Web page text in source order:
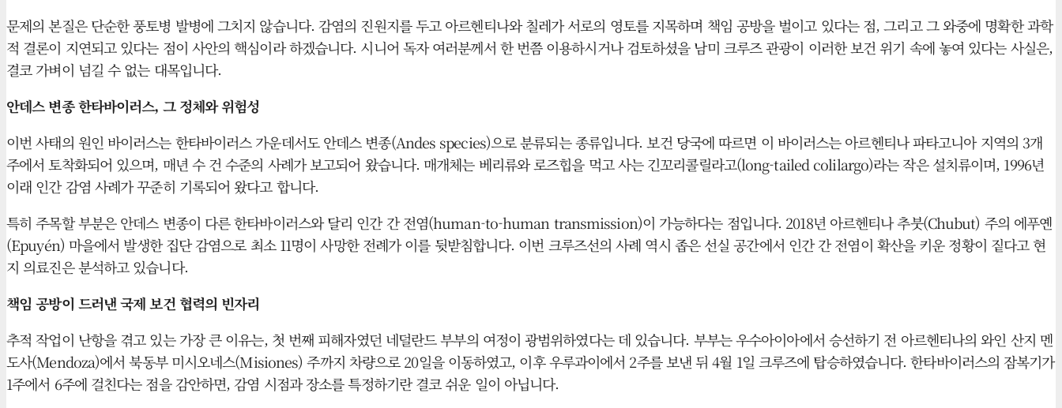
문제의 본질은 단순한 풍토병 발병에 그치지 않습니다. 감염의 진원지를 두고 아르헨티나와 칠레가 서로의 영토를 지목하며 책임 공방을 벌이고 있다는 점, 그리고 그 와중에 명확한 과학
적 결론이 지연되고 있다는 점이 사안의 핵심이라 하겠습니다. 시니어 독자 여러분께서 한 번쯤 이용하시거나 검토하셨을 남미 크루즈 관광이 이러한 보건 위기 속에 놓여 있다는 사실은,
결코 가벼이 넘길 수 없는 대목입니다.
안데스 변종 한타바이러스, 그 정체와 위험성
이번 사태의 원인 바이러스는 한타바이러스 가운데서도 안데스 변종(Andes species)으로 분류되는 종류입니다. 보건 당국에 따르면 이 바이러스는 아르헨티나 파타고니아 지역의 3개
주에서 토착화되어 있으며, 매년 수 건 수준의 사례가 보고되어 왔습니다. 매개체는 베리류와 로즈힙을 먹고 사는 긴꼬리콜릴라고(long-tailed colilargo)라는 작은 설치류이며, 1996년
이래 인간 감염 사례가 꾸준히 기록되어 왔다고 합니다.
특히 주목할 부분은 안데스 변종이 다른 한타바이러스와 달리 인간 간 전염(human-to-human transmission)이 가능하다는 점입니다. 2018년 아르헨티나 추붓(Chubut) 주의 에푸옌
(Epuyén) 마을에서 발생한 집단 감염으로 최소 11명이 사망한 전례가 이를 뒷받침합니다. 이번 크루즈선의 사례 역시 좁은 선실 공간에서 인간 간 전염이 확산을 키운 정황이 짙다고 현
지 의료진은 분석하고 있습니다.
책임 공방이 드러낸 국제 보건 협력의 빈자리
추적 작업이 난항을 겪고 있는 가장 큰 이유는, 첫 번째 피해자였던 네덜란드 부부의 여정이 광범위하였다는 데 있습니다. 부부는 우수아이아에서 승선하기 전 아르헨티나의 와인 산지 멘
도사(Mendoza)에서 북동부 미시오네스(Misiones) 주까지 차량으로 20일을 이동하였고, 이후 우루과이에서 2주를 보낸 뒤 4월 1일 크루즈에 탑승하였습니다. 한타바이러스의 잠복기가
1주에서 6주에 걸친다는 점을 감안하면, 감염 시점과 장소를 특정하기란 결코 쉬운 일이 아닙니다.